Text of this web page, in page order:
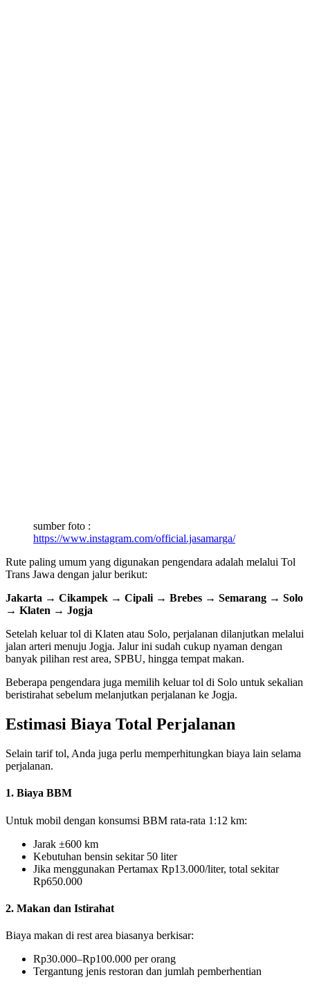
sumber foto :
https://www.instagram.com/official.jasamarga/
Rute paling umum yang digunakan pengendara adalah melalui Tol
Trans Jawa dengan jalur berikut:
Jakarta → Cikampek → Cipali → Brebes → Semarang → Solo
→ Klaten → Jogja
Setelah keluar tol di Klaten atau Solo, perjalanan dilanjutkan melalui
jalan arteri menuju Jogja. Jalur ini sudah cukup nyaman dengan
banyak pilihan rest area, SPBU, hingga tempat makan.
Beberapa pengendara juga memilih keluar tol di Solo untuk sekalian
beristirahat sebelum melanjutkan perjalanan ke Jogja.
Estimasi Biaya Total Perjalanan
Selain tarif tol, Anda juga perlu memperhitungkan biaya lain selama
perjalanan.
1. Biaya BBM
Untuk mobil dengan konsumsi BBM rata-rata 1:12 km:
Jarak ±600 km
Kebutuhan bensin sekitar 50 liter
Jika menggunakan Pertamax Rp13.000/liter, total sekitar
Rp650.000
2. Makan dan Istirahat
Biaya makan di rest area biasanya berkisar:
Rp30.000–Rp100.000 per orang
Tergantung jenis restoran dan jumlah pemberhentian